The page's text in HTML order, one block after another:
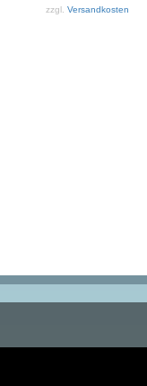
zzgl. Versandkosten